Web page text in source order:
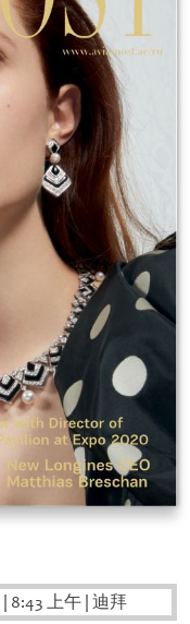
8:43 上午 迪拜